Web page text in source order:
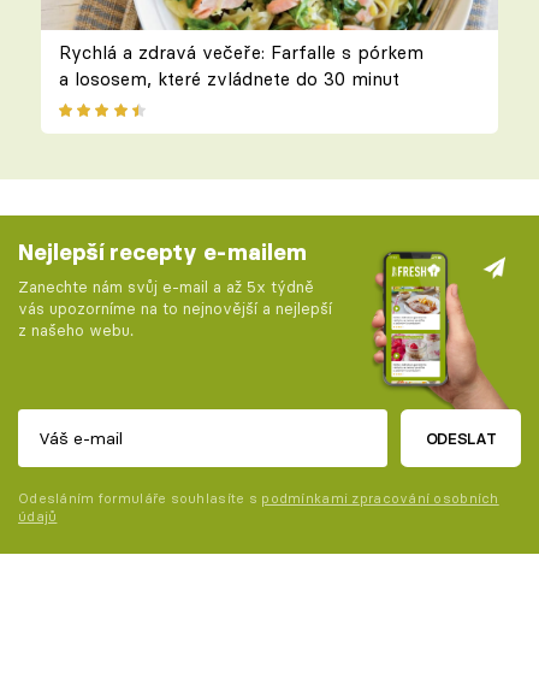
Rychlá a zdravá večeře: Farfalle s pórkem
a lososem, které zvládnete do 30 minut
Nejlepší recepty e-mailem
Zanechte nám svůj e-mail a až 5x týdně
vás upozorníme na to nejnovější a nejlepší
z našeho webu.
ODESLAT
Odesláním formuláře souhlasíte s podmínkami zpracování osobních
údajů